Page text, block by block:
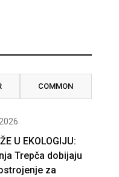
COMMON
U EKOLOGIJU:
Trepča dobijaju
za